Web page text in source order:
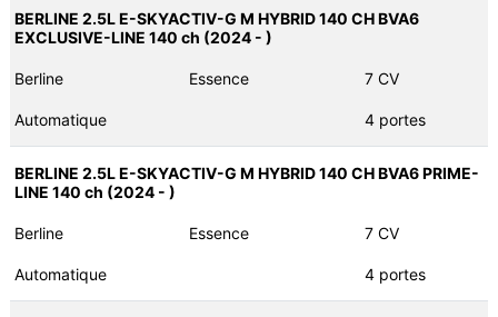
BERLINE 2.5L E-SKYACTIV-G M HYBRID 140 CH BVA6
EXCLUSIVE-LINE 140 ch (2024 - )
Berline Essence 7 CV
Automatique 4 portes
BERLINE 2.5L E-SKYACTIV-G M HYBRID 140 CH BVA6 PRIME-
LINE 140 ch (2024 - )
Berline Essence 7 CV
Automatique 4 portes